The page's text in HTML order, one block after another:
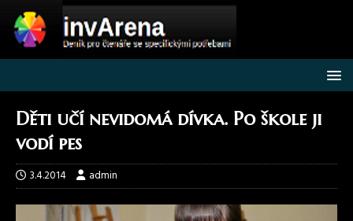
Děti učí nevidomá dívka. Po škole ji
vodí pes
3.4.2014 admin